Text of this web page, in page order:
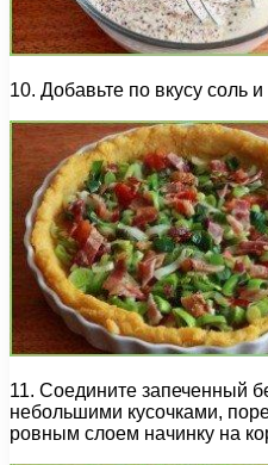
10. Добавьте по вкусу соль
11. Соедините запеченный
небольшими кусочками,
ровным слоем начинку на